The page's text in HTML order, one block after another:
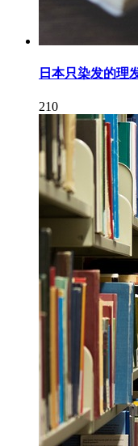
日本只染发的理
210